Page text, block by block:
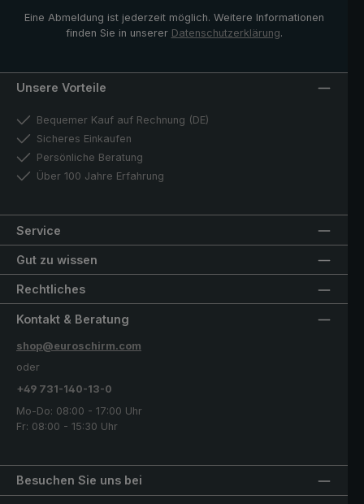
Eine Abmeldung ist jederzeit möglich. Weitere Informationen
finden Sie in unserer Datenschutzerklärung.
Unsere Vorteile
Bequemer Kauf auf Rechnung (DE)
Sicheres Einkaufen
Persönliche Beratung
Über 100 Jahre Erfahrung
Service
Gut zu wissen
Rechtliches
Besuchen Sie uns bei
Kontakt & Beratung
shop@euroschirm.com
oder
+49 731-140-13-0
Mo-Do: 08:00 - 17:00 Uhr
Fr: 08:00 - 15:30 Uhr